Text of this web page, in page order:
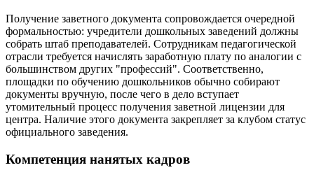
Получение заветного документа сопровождается очередной
формальностью: учредители дошкольных заведений должны
собрать штаб преподавателей. Сотрудникам педагогической
отрасли требуется начислять заработную плату по аналогии с
большинством других "профессий". Соответственно,
площадки по обучению дошкольников обычно собирают
документы вручную, после чего в дело вступает
утомительный процесс получения заветной лицензии для
центра. Наличие этого документа закрепляет за клубом статус
официального заведения.
Компетенция нанятых кадров